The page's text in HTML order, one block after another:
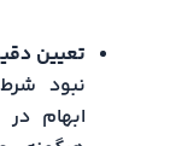
تعیین
نبود
ابهام